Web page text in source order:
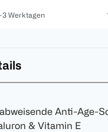
Werktagen
Anti-Age-
& Vitamin E